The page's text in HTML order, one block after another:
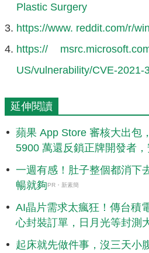
Plastic Surgery
https://www. reddit.com/r/
https://
US/vulnerability/CVE-2021-
延伸閱讀
蘋果 App Store 審核大出包
5900 萬還反鎖正牌開發者
一週有感！肚子整個都消下
暢就夠PR・新素簡
AI晶片需求太瘋狂！傳台積
心封裝訂單，日月光等封測
起床就先做件事，沒三天小